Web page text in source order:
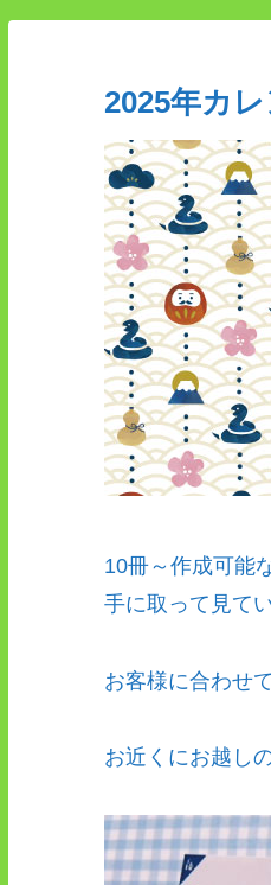
2025年カ
10冊～作成可能
手に取って見て
お客様に合わせ
お近くにお越し